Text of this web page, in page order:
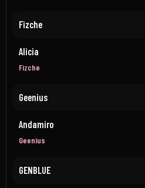
Fizche
Alicia
Fizche
Geenius
Andamiro
Geenius
GENBLUE